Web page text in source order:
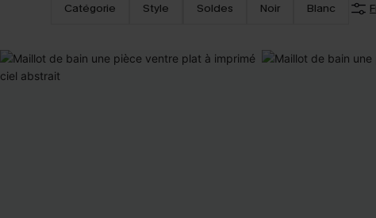
Catégorie Style Soldes Noir Blanc